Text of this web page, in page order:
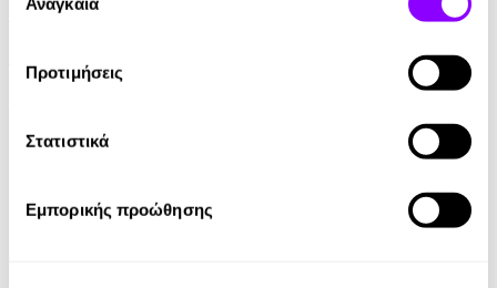
συγκατάθεσης
Προτιμήσεις
Στατιστικά
Εμπορικής προώθησης
Ελέφαντας